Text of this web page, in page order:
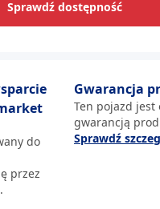
Sprawdź dostępność
do
przez
Gwarancja
Ten pojazd jest
gwarancją
Sprawdź